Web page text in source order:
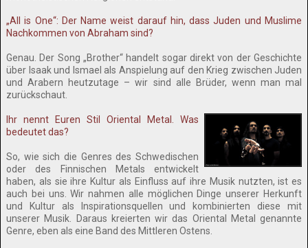
„All is One“: Der Name weist darauf hin, dass Juden und Muslime
Nachkommen von Abraham sind?
Genau. Der Song „Brother“ handelt sogar direkt von der Geschichte
über Isaak und Ismael als Anspielung auf den Krieg zwischen Juden
und Arabern heutzutage – wir sind alle Brüder, wenn man mal
zurückschaut.
Ihr nennt Euren Stil Oriental Metal. Was
bedeutet das?
So, wie sich die Genres des Schwedischen
oder des Finnischen Metals entwickelt
haben, als sie ihre Kultur als Einfluss auf ihre Musik nutzten, ist es
auch bei uns. Wir nahmen alle möglichen Dinge unserer Herkunft
und Kultur als Inspirationsquellen und kombinierten diese mit
unserer Musik. Daraus kreierten wir das Oriental Metal genannte
Genre, eben als eine Band des Mittleren Ostens.